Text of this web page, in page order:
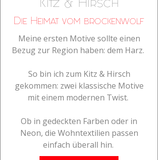
Kitz & Hirsch
Die Heimat vom brockenwolf
Meine ersten Motive sollte einen
Bezug zur Region haben: dem Harz.
So bin ich zum Kitz & Hirsch
gekommen: zwei klassische Motive
mit einem modernen Twist.
Ob in gedeckten Farben oder in
Neon, die Wohntextilien passen
einfach überall hin.